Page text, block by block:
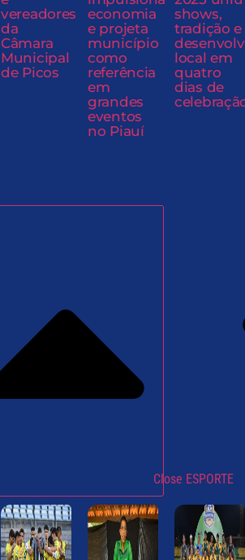
vereadores
da
Câmara
Municipal
de Picos
economia
e projeta
município
como
referência
em
grandes
eventos
no Piauí
shows,
tradição e
local em
quatro
dias de
Close ESPORTE